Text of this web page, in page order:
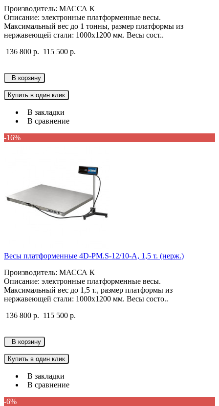
Производитель: МАССА К
Описание: электронные платформенные весы.
Максимальный вес до 1 тонны, размер платформы из
нержавеющей стали: 1000х1200 мм. Весы сост..
136 800 р. 115 500 р.
В корзину
Купить в один клик
В закладки
В сравнение
-16%
Весы платформенные 4D-PM.S-12/10-A, 1,5 т. (нерж.)
Производитель: МАССА К
Описание: электронные платформенные весы.
Максимальный вес до 1,5 т., размер платформы из
нержавеющей стали: 1000х1200 мм. Весы состо..
136 800 р. 115 500 р.
В корзину
Купить в один клик
В закладки
В сравнение
-6%